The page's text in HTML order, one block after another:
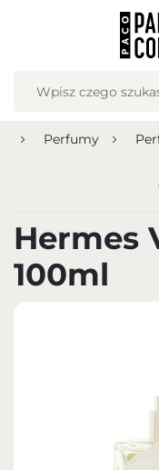
Perfumy
Hermes
100ml
USTAWIENIA
Język
Polish zloty (PLN)